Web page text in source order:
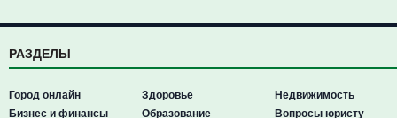
РАЗДЕЛЫ
Город онлайн
Бизнес и финансы
Здоровье
Образование
Недвижимость
Вопросы юристу